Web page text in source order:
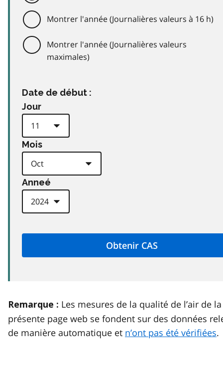
Montrer l'année (Journalières valeurs à 16 h)
Montrer l'année (Journalières valeurs
maximales)
Date de début :
Jour
Mois
Anneé
Remarque : Les mesures de la qualité de l’air de la
présente page web se fondent sur des données
de manière automatique et n’ont pas été vérifiées.